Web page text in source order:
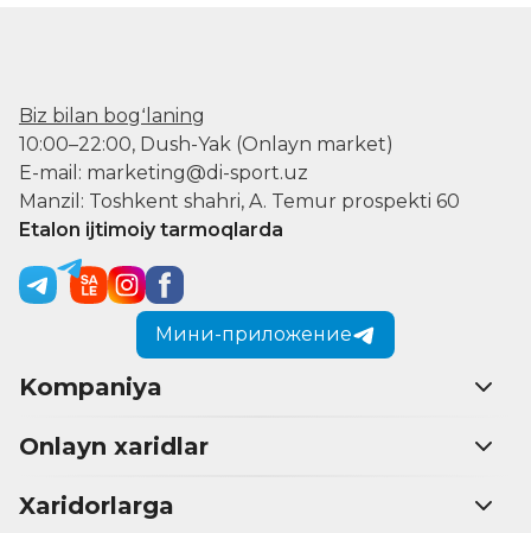
Biz bilan bogʻlaning
10:00–22:00, Dush-Yak (Onlayn market)
E-mail: marketing@di-sport.uz
Manzil: Toshkent shahri, A. Temur prospekti 60
Etalon ijtimoiy tarmoqlarda
Мини-приложение
Kompaniya
Onlayn xaridlar
Xaridorlarga